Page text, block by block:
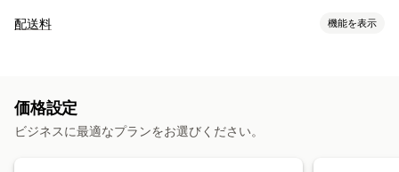
配達オプション
受取オプション
複数ロケーション
準備時間 時間枠
配送料 機能を表示
カスタマイズ
価格設定
ビジネスに最適なプランをお選びください。